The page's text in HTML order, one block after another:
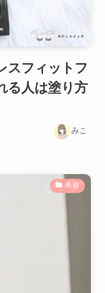
スフィットフ
る人は塗り方
みこ
美容